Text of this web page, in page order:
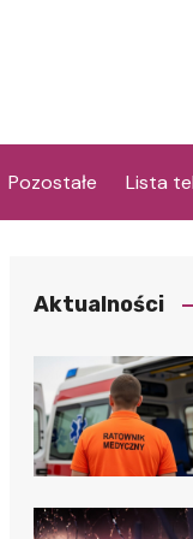
Pozostałe Lista
Aktualności